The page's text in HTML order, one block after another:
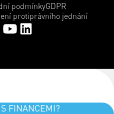
podmínkyGDPR
protiprávního jednání
FINANCEMI?